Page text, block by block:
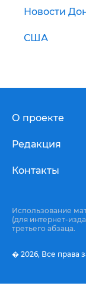
Новости
США
О проекте
Редакция
Контакты
Использование
(для интернет-
третьего абзаца.
� 2026, Все права